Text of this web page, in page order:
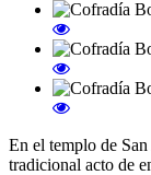
En el templo de
tradicional acto de